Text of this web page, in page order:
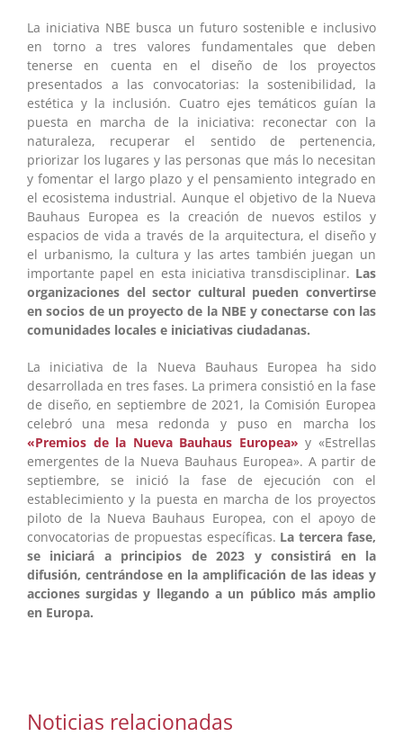
La iniciativa NBE busca un futuro sostenible e inclusivo
en torno a tres valores fundamentales que deben
tenerse en cuenta en el diseño de los proyectos
presentados a las convocatorias: la sostenibilidad, la
estética y la inclusión. Cuatro ejes temáticos guían la
puesta en marcha de la iniciativa: reconectar con la
naturaleza, recuperar el sentido de pertenencia,
priorizar los lugares y las personas que más lo necesitan
y fomentar el largo plazo y el pensamiento integrado en
el ecosistema industrial. Aunque el objetivo de la Nueva
Bauhaus Europea es la creación de nuevos estilos y
espacios de vida a través de la arquitectura, el diseño y
el urbanismo, la cultura y las artes también juegan un
importante papel en esta iniciativa transdisciplinar. Las
organizaciones del sector cultural pueden convertirse
en socios de un proyecto de la NBE y conectarse con las
comunidades locales e iniciativas ciudadanas.
La iniciativa de la Nueva Bauhaus Europea ha sido
desarrollada en tres fases. La primera consistió en la fase
de diseño, en septiembre de 2021, la Comisión Europea
celebró una mesa redonda y puso en marcha los
«Premios de la Nueva Bauhaus Europea» y «Estrellas
emergentes de la Nueva Bauhaus Europea». A partir de
septiembre, se inició la fase de ejecución con el
establecimiento y la puesta en marcha de los proyectos
piloto de la Nueva Bauhaus Europea, con el apoyo de
convocatorias de propuestas específicas. La tercera fase,
se iniciará a principios de 2023 y consistirá en la
difusión, centrándose en la amplificación de las ideas y
acciones surgidas y llegando a un público más amplio
en Europa.
Noticias relacionadas